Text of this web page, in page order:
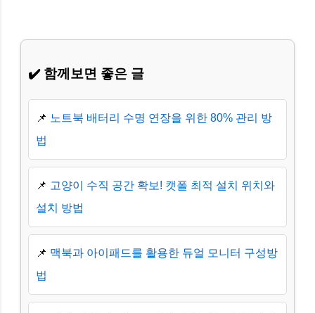
✔️ 함께보면 좋은 글
📌 노트북 배터리 수명 연장을 위한 80% 관리 방
법
📌 고양이 수직 공간 확보! 캣폴 최적 설치 위치와
설치 방법
📌 맥북과 아이패드를 활용한 듀얼 모니터 구성방
법